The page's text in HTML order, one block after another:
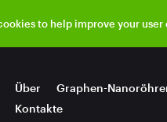
to help improve your
Über Graphen-
Kontakte